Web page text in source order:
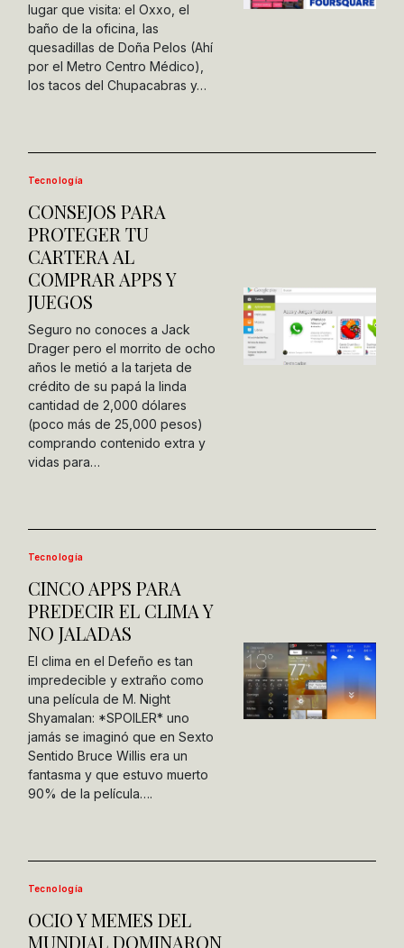
lugar que visita: el Oxxo, el
baño de la oficina, las
quesadillas de Doña Pelos (Ahí
por el Metro Centro Médico),
los tacos del Chupacabras y…
Tecnología
CONSEJOS PARA
PROTEGER TU
CARTERA AL
COMPRAR APPS Y
JUEGOS
Seguro no conoces a Jack
Drager pero el morrito de ocho
años le metió a la tarjeta de
crédito de su papá la linda
cantidad de 2,000 dólares
(poco más de 25,000 pesos)
comprando contenido extra y
vidas para…
Tecnología
CINCO APPS PARA
PREDECIR EL CLIMA Y
NO JALADAS
El clima en el Defeño es tan
impredecible y extraño como
una película de M. Night
Shyamalan: *SPOILER* uno
jamás se imaginó que en Sexto
Sentido Bruce Willis era un
fantasma y que estuvo muerto
90% de la película….
Tecnología
OCIO Y MEMES DEL
MUNDIAL DOMINARON